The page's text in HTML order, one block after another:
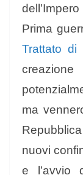
Prima
Trattato di
creazione
ma
nuovi
e l’avvio